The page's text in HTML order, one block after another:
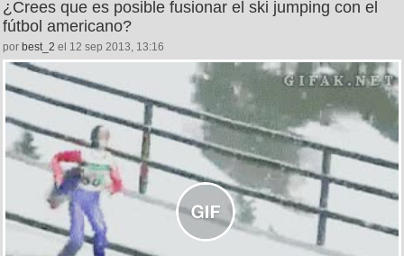
¿Crees que es posible fusionar el ski jumping con el
fútbol americano?
por best_2 el 12 sep 2013, 13:16